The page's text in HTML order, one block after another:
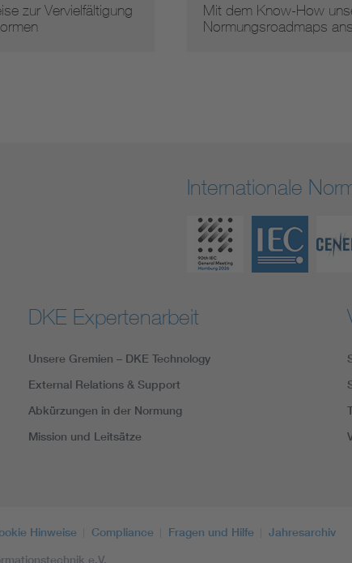
Know-How unserer
ans …
Arbeitsergebnisse
Internationale
DKE Expertenarbeit
Unsere Gremien – DKE Technology
External Relations & Support
Abkürzungen in der Normung
Mission und Leitsätze
Hinweise Compliance Fragen und Hilfe
Jahresarchiv
e.V.